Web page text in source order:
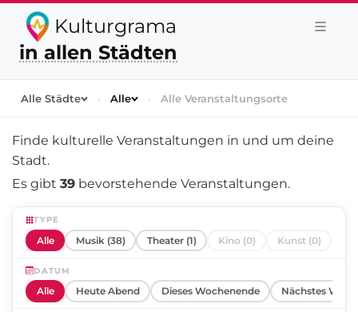
Kulturgrama
in allen Städten
Alle Städte › Alle › Alle Veranstaltungsorte
Finde kulturelle Veranstaltungen in und um deine
Stadt.
Es gibt 39 bevorstehende Veranstaltungen.
TYPE
Alle Musik (38) Theater (1) Kino (0) Kunst (0)
DATUM
Alle Heute Abend Dieses Wochenende Nächstes